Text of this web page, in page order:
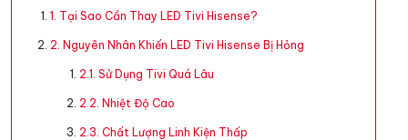
1. Tại Sao Cần Thay LED Tivi Hisense?
2. Nguyên Nhân Khiến LED Tivi Hisense Bị Hỏng
2.1. Sử Dụng Tivi Quá Lâu
2.2. Nhiệt Độ Cao
2.3. Chất Lượng Linh Kiện Thấp